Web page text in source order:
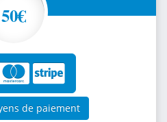
50€
de paiement